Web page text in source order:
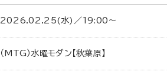
2026.02.25(水)／19:00〜
（MTG）水曜モダン【秋葉原】